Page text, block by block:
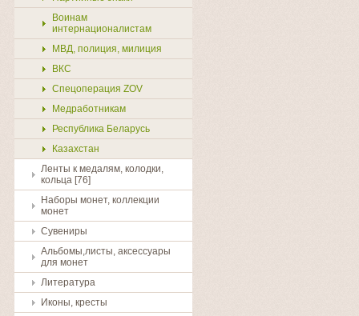
Воинам
интернационалистам
МВД, полиция, милиция
ВКС
Спецоперация ZOV
Медработникам
Республика Беларусь
Казахстан
Ленты к медалям, колодки,
кольца [76]
Наборы монет, коллекции
монет
Сувениры
Альбомы,листы, аксессуары
для монет
Литература
Иконы, кресты